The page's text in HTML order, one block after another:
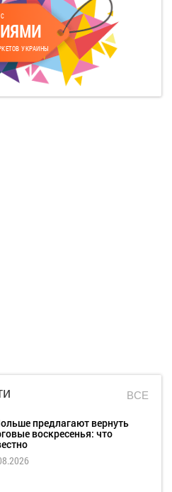
УКРАИНЫ
ВСЕ
предлагают вернуть
воскресенья: что